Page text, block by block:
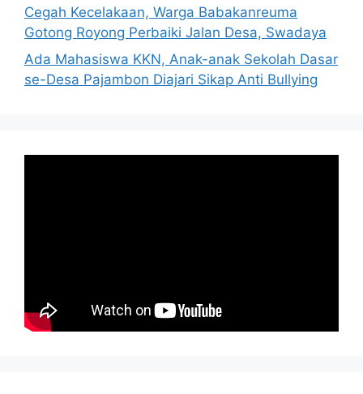
Cegah Kecelakaan, Warga Babakanreuma
Gotong Royong Perbaiki Jalan Desa, Swadaya
Ada Mahasiswa KKN, Anak-anak Sekolah Dasar
se-Desa Pajambon Diajari Sikap Anti Bullying